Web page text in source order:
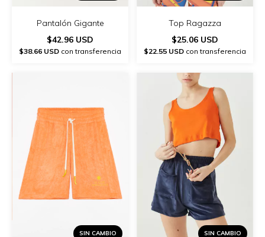
Pantalón Gigante
$42.96 USD
$38.66 USD con transferencia
Top Ragazza
$25.06 USD
$22.55 USD con transferencia
SIN CAMBIO SIN CAMBIO